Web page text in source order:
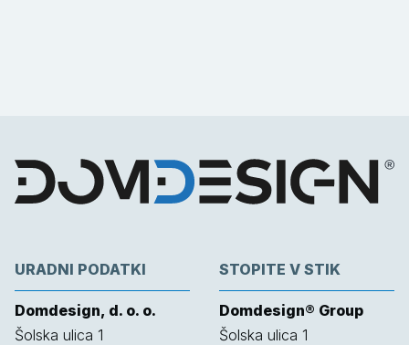
URADNI PODATKI
Domdesign, d. o. o.
Šolska ulica 1
STOPITE V STIK
Domdesign® Group
Šolska ulica 1